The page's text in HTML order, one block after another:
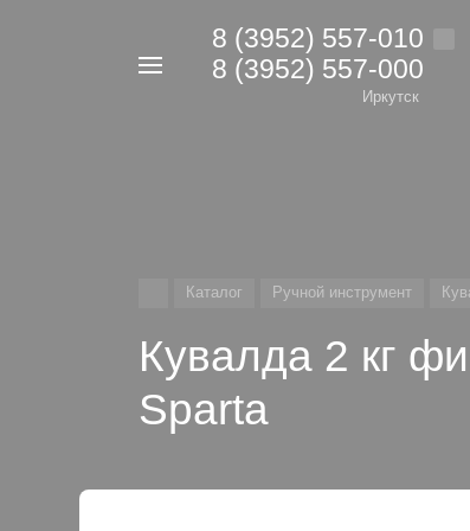
8 (3952) 557-010
8 (3952) 557-000
Иркутск
Каталог Ручной инструмент
Кувалда 2 кг
Sparta